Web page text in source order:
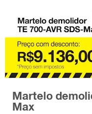
Martelo
Max